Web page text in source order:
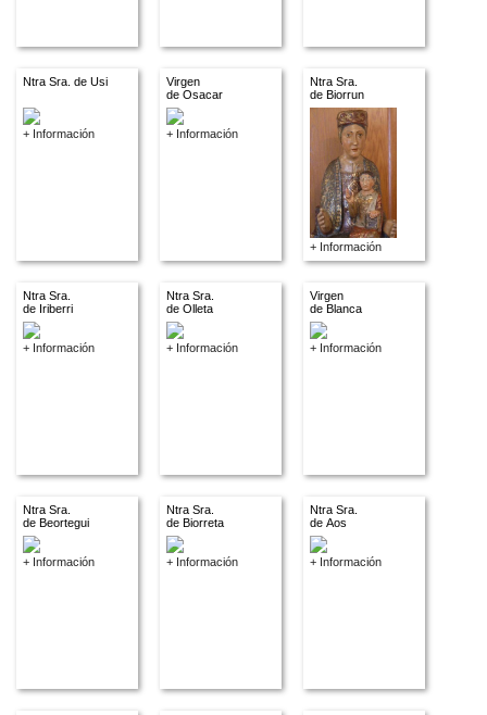
Ntra Sra. de Usi
+ Información
Virgen
de Osacar
+ Información
Ntra Sra.
de Biorrun
+ Información
Ntra Sra.
de Iriberri
+ Información
Ntra Sra.
de Olleta
+ Información
Virgen
de Blanca
+ Información
Ntra Sra.
de Beortegui
+ Información
Ntra Sra.
de Biorreta
+ Información
Ntra Sra.
de Aos
+ Información